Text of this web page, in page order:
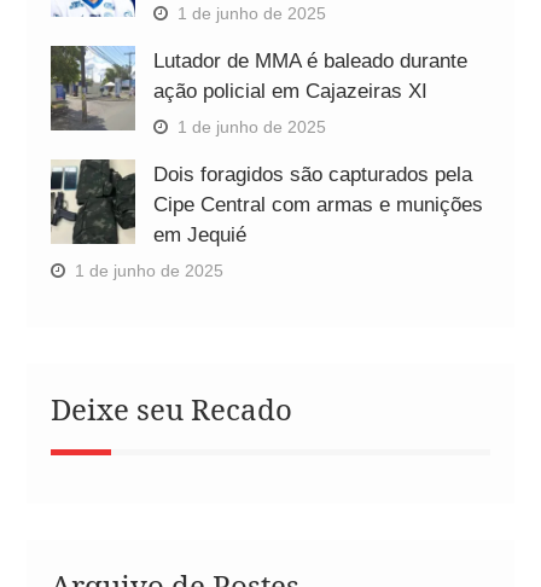
1 de junho de 2025
Lutador de MMA é baleado durante
ação policial em Cajazeiras XI
1 de junho de 2025
Dois foragidos são capturados pela
Cipe Central com armas e munições
em Jequié
1 de junho de 2025
Deixe seu Recado